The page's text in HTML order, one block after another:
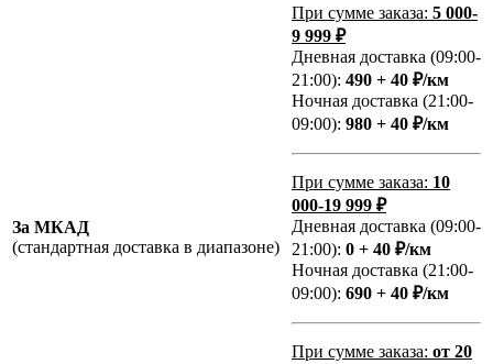
За МКАД
(стандартная доставка в диапазоне)
При сумме заказа: 5 000-
9 999 ₽
Дневная доставка (09:00-
21:00): 490 + 40 ₽/км
Ночная доставка (21:00-
09:00): 980 + 40 ₽/км
При сумме заказа: 10
000-19 999 ₽
Дневная доставка (09:00-
21:00): 0 + 40 ₽/км
Ночная доставка (21:00-
09:00): 690 + 40 ₽/км
При сумме заказа: от 20